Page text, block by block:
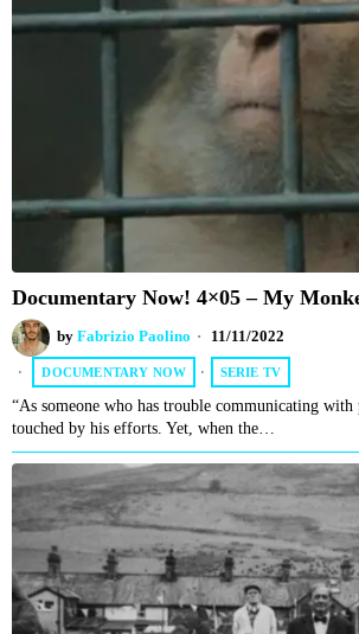
Documentary Now! 4×05 – My
by Fabrizio Paolino 11/11/2022
DOCUMENTARY NOW · SERIE TV
“As someone who has trouble communicating with
touched by his efforts. Yet, when the…